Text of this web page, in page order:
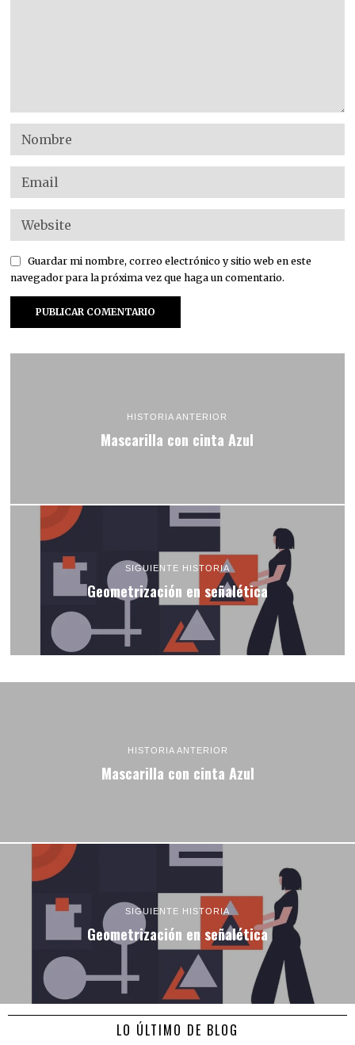
Guardar mi nombre, correo electrónico y sitio web en este
navegador para la próxima vez que haga un comentario.
HISTORIA ANTERIOR
Mascarilla con cinta Azul
SIGUIENTE HISTORIA
Geometrización en señalética
HISTORIA ANTERIOR
Mascarilla con cinta Azul
SIGUIENTE HISTORIA
Geometrización en señalética
LO ÚLTIMO DE BLOG